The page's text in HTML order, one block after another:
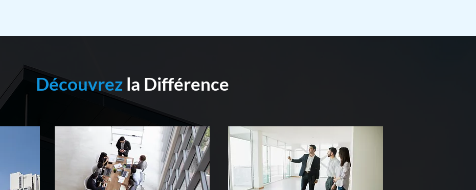
Découvrez la Différence